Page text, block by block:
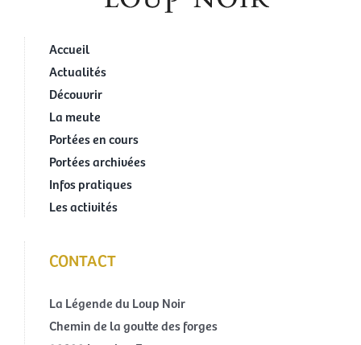
Accueil
Actualités
Découvrir
La meute
Portées en cours
Portées archivées
Infos pratiques
Les activités
CONTACT
La Légende du Loup Noir
Chemin de la goutte des forges